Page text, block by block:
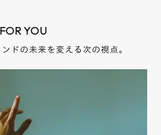
YOU
ドの未来を変える次の視点。